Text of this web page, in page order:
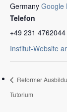
Germany Google
Telefon
+49 231 4762044
Institut-Website
Reformer
Tutorium